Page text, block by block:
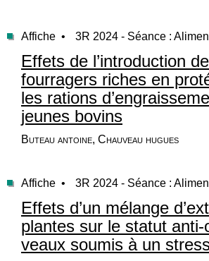
Affiche • 3R 2024 - Séance :
Effets de l’introduction
fourragers riches en
les rations
jeunes bovins
Buteau antoine, Chauveau hugues
Affiche • 3R 2024 - Séance :
Effets d’un mélange
plantes sur le statut
veaux soumis à un